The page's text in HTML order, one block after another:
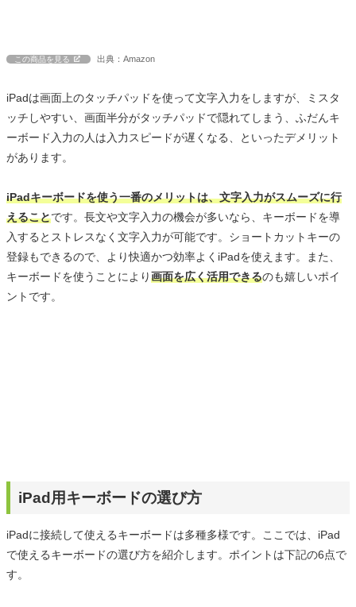
この商品を見る 出典：Amazon
iPadは画面上のタッチパッドを使って文字入力をしますが、ミスタ
ッチしやすい、画面半分がタッチパッドで隠れてしまう、ふだんキ
ーボード入力の人は入力スピードが遅くなる、といったデメリット
があります。
iPadキーボードを使う一番のメリットは、文字入力がスムーズに行
えることです。長文や文字入力の機会が多いなら、キーボードを導
入するとストレスなく文字入力が可能です。ショートカットキーの
登録もできるので、より快適かつ効率よくiPadを使えます。また、
キーボードを使うことにより画面を広く活用できるのも嬉しいポイ
ントです。
iPad用キーボードの選び方
iPadに接続して使えるキーボードは多種多様です。ここでは、iPad
で使えるキーボードの選び方を紹介します。ポイントは下記の6点で
す。